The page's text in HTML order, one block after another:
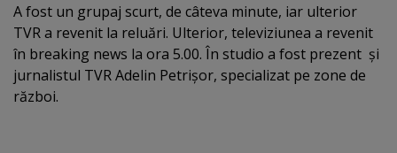
A fost un grupaj scurt, de câteva minute, iar ulterior
TVR a revenit la reluări. Ulterior, televiziunea a revenit
în breaking news la ora 5.00. În studio a fost prezent şi
jurnalistul TVR Adelin Petrişor, specializat pe zone de
război.